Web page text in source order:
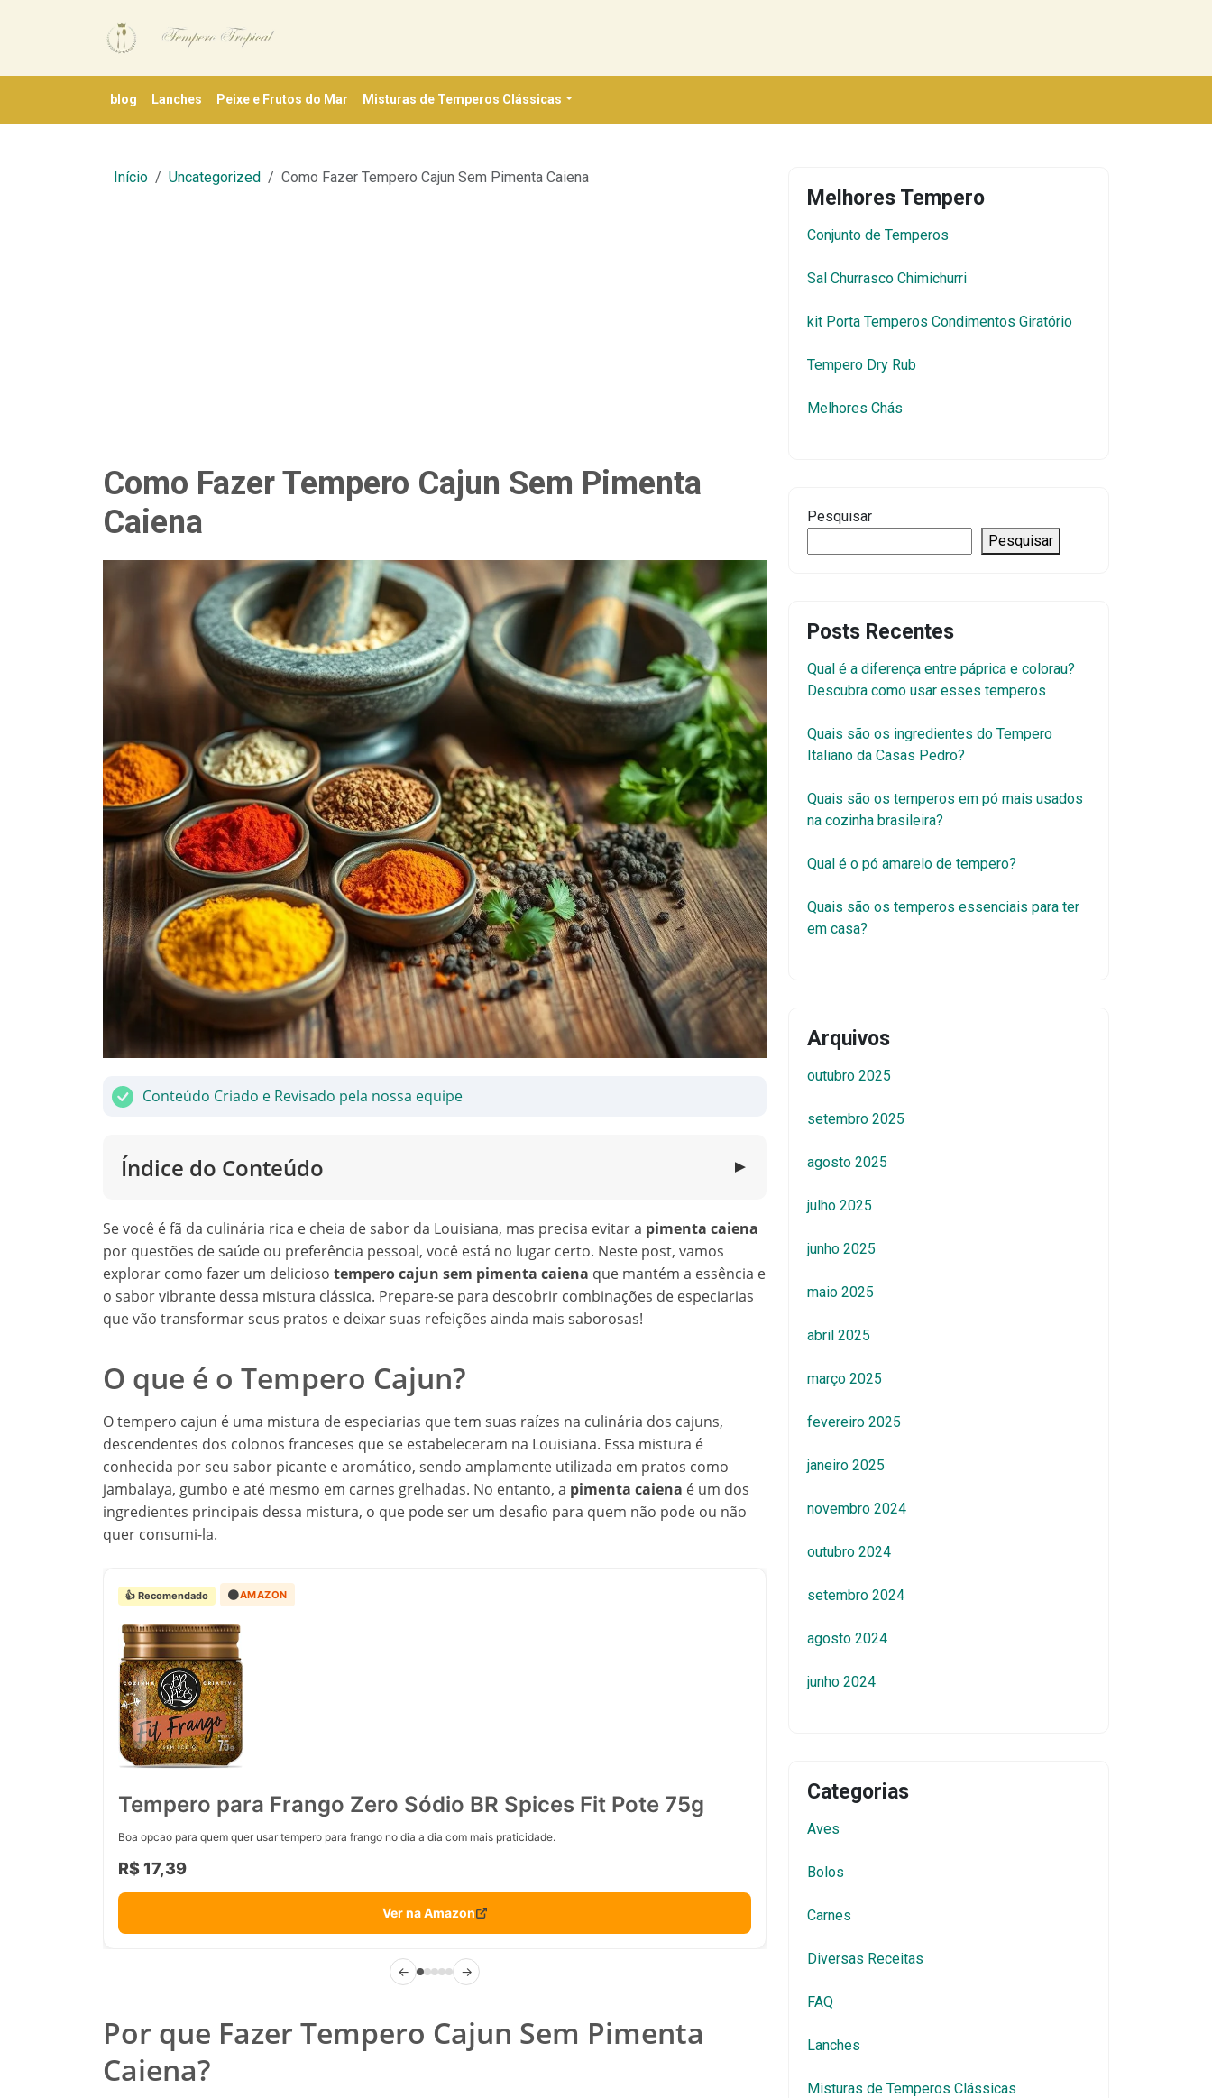
blog Lanches Peixe e Frutos do Mar Misturas de Temperos Clássicas
Início Uncategorized Como Fazer Tempero Cajun Sem Pimenta Caiena
Como Fazer Tempero Cajun Sem Pimenta
Caiena
Conteúdo Criado e Revisado pela nossa equipe
Índice do Conteúdo ▼
Se você é fã da culinária rica e cheia de sabor da Louisiana, mas precisa evitar a pimenta caiena
por questões de saúde ou preferência pessoal, você está no lugar certo. Neste post, vamos
explorar como fazer um delicioso tempero cajun sem pimenta caiena que mantém a essência e
o sabor vibrante dessa mistura clássica. Prepare-se para descobrir combinações de especiarias
que vão transformar seus pratos e deixar suas refeições ainda mais saborosas!
O que é o Tempero Cajun?
O tempero cajun é uma mistura de especiarias que tem suas raízes na culinária dos cajuns,
descendentes dos colonos franceses que se estabeleceram na Louisiana. Essa mistura é
conhecida por seu sabor picante e aromático, sendo amplamente utilizada em pratos como
jambalaya, gumbo e até mesmo em carnes grelhadas. No entanto, a pimenta caiena é um dos
ingredientes principais dessa mistura, o que pode ser um desafio para quem não pode ou não
quer consumi-la.
👍 Recomendado 🟠AMAZON
Tempero para Frango Zero Sódio BR Spices Fit Pote 75g
Boa opcao para quem quer usar tempero para frango no dia a dia com mais praticidade.
R$ 17,39
Ver na Amazon
← →
Por que Fazer Tempero Cajun Sem Pimenta
Caiena?
Melhores Tempero
Conjunto de Temperos
Sal Churrasco Chimichurri
kit Porta Temperos Condimentos Giratório
Tempero Dry Rub
Melhores Chás
Pesquisar
Pesquisar
Posts Recentes
Qual é a diferença entre páprica e colorau?
Descubra como usar esses temperos
Quais são os ingredientes do Tempero
Italiano da Casas Pedro?
Quais são os temperos em pó mais usados
na cozinha brasileira?
Qual é o pó amarelo de tempero?
Quais são os temperos essenciais para ter
em casa?
Arquivos
outubro 2025
setembro 2025
agosto 2025
julho 2025
junho 2025
maio 2025
abril 2025
março 2025
fevereiro 2025
janeiro 2025
novembro 2024
outubro 2024
setembro 2024
agosto 2024
junho 2024
Categorias
Aves
Bolos
Carnes
Diversas Receitas
FAQ
Lanches
Misturas de Temperos Clássicas